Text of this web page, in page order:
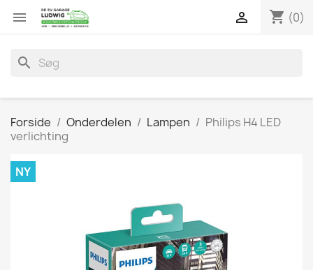
 shopping_cart (0)

search
Forside Onderdelen Lampen
Philips H4 LED
verlichting
NY